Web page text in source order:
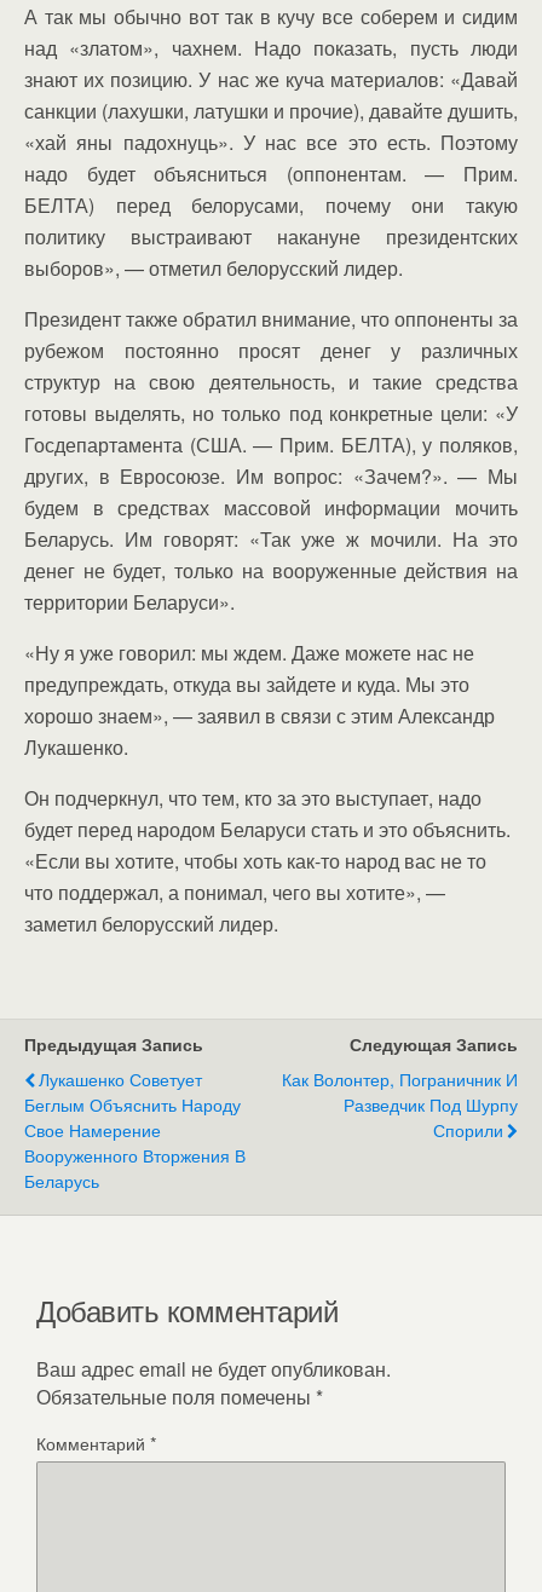
А так мы обычно вот так в кучу все соберем и сидим
над «златом», чахнем. Надо показать, пусть люди
знают их позицию. У нас же куча материалов: «Давай
санкции (лахушки, латушки и прочие), давайте душить,
«хай яны падохнуць». У нас все это есть. Поэтому
надо будет объясниться (оппонентам. — Прим.
БЕЛТА) перед белорусами, почему они такую
политику выстраивают накануне президентских
выборов», — отметил белорусский лидер.
Президент также обратил внимание, что оппоненты за
рубежом постоянно просят денег у различных
структур на свою деятельность, и такие средства
готовы выделять, но только под конкретные цели: «У
Госдепартамента (США. — Прим. БЕЛТА), у поляков,
других, в Евросоюзе. Им вопрос: «Зачем?». — Мы
будем в средствах массовой информации мочить
Беларусь. Им говорят: «Так уже ж мочили. На это
денег не будет, только на вооруженные действия на
территории Беларуси».
«Ну я уже говорил: мы ждем. Даже можете нас не
предупреждать, откуда вы зайдете и куда. Мы это
хорошо знаем», — заявил в связи с этим Александр
Лукашенко.
Он подчеркнул, что тем, кто за это выступает, надо
будет перед народом Беларуси стать и это объяснить.
«Если вы хотите, чтобы хоть как-то народ вас не то
что поддержал, а понимал, чего вы хотите», —
заметил белорусский лидер.
Предыдущая Запись
Лукашенко Советует
Беглым Объяснить Народу
Свое Намерение
Вооруженного Вторжения В
Беларусь
Следующая Запись
Как Волонтер, Пограничник И
Разведчик Под Шурпу
Спорили
Добавить комментарий
Ваш адрес email не будет опубликован.
Обязательные поля помечены *
Комментарий *